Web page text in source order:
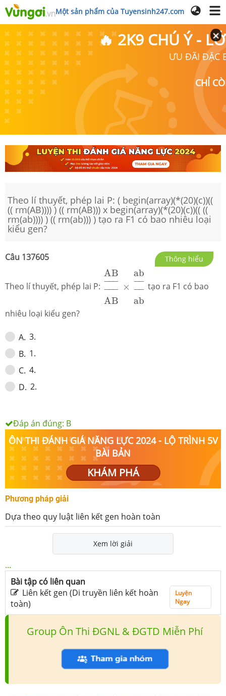
Một sản phẩm của Tuyensinh247.com
🔥 2K9 CHÚ Ý -
ƯU ĐÃI ĐẶC
CHỈ
Theo lí thuyết, phép lai P: ( begin(array)(*(20)(c))((
(( rm(AB)))) ) (( rm(AB))) x begin(array)(*(20)(c))(( ((
rm(ab)))) ) (( rm(ab))) ) tạo ra F1 có bao nhiêu loại
kiểu gen?
Câu 137605 Thông hiểu
Theo lí thuyết, phép lai P:
AB
−
−−
−
−−
AB
×
ab
−−
−−
ab
AB_ B×a __ab
tạo ra F1 có bao
nhiêu loại kiểu gen?
A. 3.
B. 1.
C. 4.
D. 2.
Đáp án đúng: B
ÔN THI ĐÁNH GIÁ NĂNG LỰC 2024 - LỘ TRÌNH 5V
BÀI BẢN
KHÁM PHÁ
Phương pháp giải
Dựa theo quy luật liên kết gen hoàn toàn
Xem lời giải
...
Bài tập có liên quan
Liên kết gen (Di truyền liên kết hoàn
toàn)
Luyện
Ngay
Group Ôn Thi ĐGNL & ĐGTD Miễn Phí